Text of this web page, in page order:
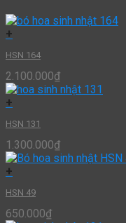
+
HSN 164
2.100.000₫
+
HSN 131
1.300.000₫
+
HSN 49
650.000₫